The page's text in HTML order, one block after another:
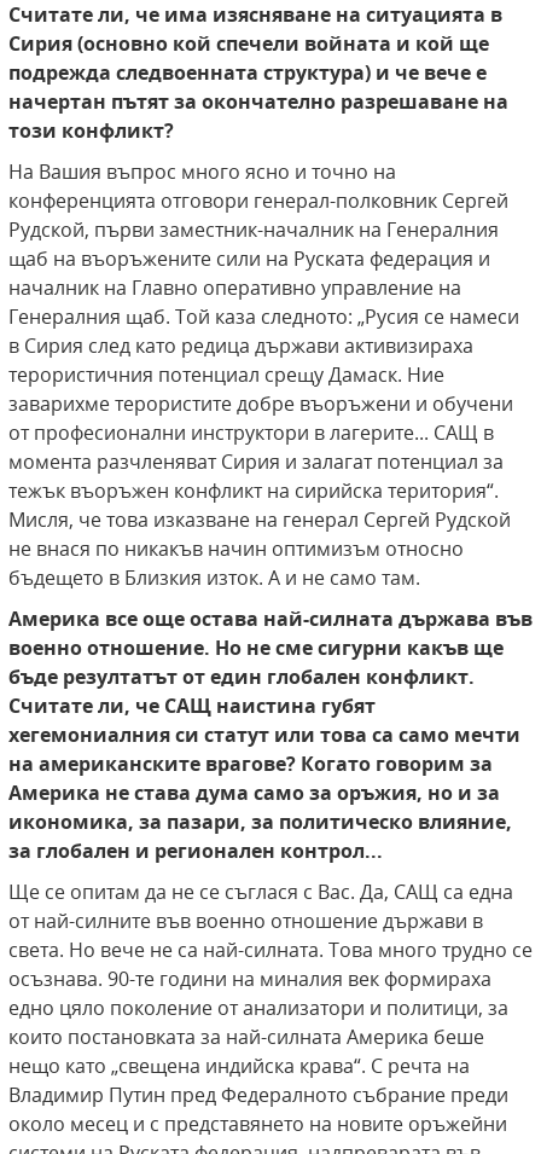
Считате ли, че има изясняване на ситуацията в
Сирия (основно кой спечели войната и кой ще
подрежда следвоенната структура) и че вече е
начертан пътят за окончателно разрешаване на
този конфликт?
На Вашия въпрос много ясно и точно на
конференцията отговори генерал-полковник Сергей
Рудской, първи заместник-началник на Генералния
щаб на въоръжените сили на Руската федерация и
началник на Главно оперативно управление на
Генералния щаб. Той каза следното: „Русия се намеси
в Сирия след като редица държави активизираха
терористичния потенциал срещу Дамаск. Ние
заварихме терористите добре въоръжени и обучени
от професионални инструктори в лагерите... САЩ в
момента разчленяват Сирия и залагат потенциал за
тежък въоръжен конфликт на сирийска територия“.
Мисля, че това изказване на генерал Сергей Рудской
не внася по никакъв начин оптимизъм относно
бъдещето в Близкия изток. А и не само там.
Америка все още остава най-силната държава във
военно отношение. Но не сме сигурни какъв ще
бъде резултатът от един глобален конфликт.
Считате ли, че САЩ наистина губят
хегемониалния си статут или това са само мечти
на американските врагове? Когато говорим за
Америка не става дума само за оръжия, но и за
икономика, за пазари, за политическо влияние,
за глобален и регионален контрол...
Ще се опитам да не се съглася с Вас. Да, САЩ са една
от най-силните във военно отношение държави в
света. Но вече не са най-силната. Това много трудно се
осъзнава. 90-те години на миналия век формираха
едно цяло поколение от анализатори и политици, за
които постановката за най-силната Америка беше
нещо като „свещена индийска крава“. С речта на
Владимир Путин пред Федералното събрание преди
около месец и с представянето на новите оръжейни